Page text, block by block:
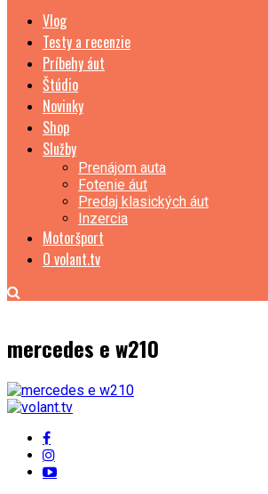
Vlog
Testy a recenzie
Príbehy áut
Štúdio
Novinky
Shop
Služby
Prenájom auta
Fotenie áut
Predaj klasických áut
Inzercia
Motoršport
O volant.tv
mercedes e w210